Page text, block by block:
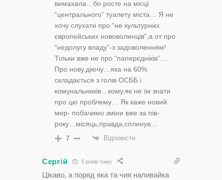
вимахала…бо росте на місці
“центрального” туалету міста… Я не
хочу слухати про “не культурних
європейських нововолинців”,а от про
“недолугу владу”-з задоволенням!
Тільки вже не про “паперєдніків”….
Про нову,діючу…яка на 60%
складається з голів ОСББ і
комунальників…кому,як не їм знати
про цю проблему… Як каже новий
мер- побачимо зміни вже за пів-
року…місяць,правда,сплинув…
7 Відповісти
Сергій 5 років тому
Цікаво, а поряд яка та чия наливайка